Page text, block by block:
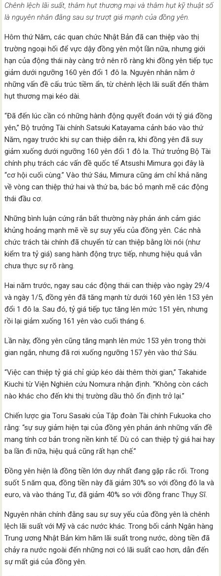
Chênh lệch lãi suất, thâm hụt thương mại và thâm hụt kỹ thuật số
là nguyên nhân đằng sau sự trượt giá mạnh của đồng yên.
Hôm thứ Năm, các quan chức Nhật Bản đã can thiệp vào thị
trường ngoại hối để vực dậy đồng yên một lần nữa, nhưng giới
hạn của động thái này càng trở nên rõ ràng khi đồng yên tiếp tục
giảm dưới ngưỡng 160 yên đổi 1 đô la. Nguyên nhân nằm ở
những vấn đề cấu trúc tiềm ẩn, từ chênh lệch lãi suất đến thâm
hụt thương mại kéo dài.
“Đã đến lúc cần có những hành động quyết đoán với tỷ giá đồng
yên,” Bộ trưởng Tài chính Satsuki Katayama cảnh báo vào thứ
Năm, ngay trước khi sự can thiệp diễn ra, khi đồng yên đã suy
giảm xuống dưới ngưỡng 160 yên đổi 1 đô la. Thứ trưởng Bộ Tài
chính phụ trách các vấn đề quốc tế Atsushi Mimura gọi đây là
“cơ hội cuối cùng.” Vào thứ Sáu, Mimura cũng ám chỉ khả năng
về vòng can thiệp thứ hai và thứ ba, bác bỏ mạnh mẽ các động
thái đầu cơ.
Những bình luận cứng rắn bất thường này phản ánh cảm giác
khủng hoảng mạnh mẽ về sự suy yếu của đồng yên. Các nhà
chức trách tài chính đã chuyển từ can thiệp bằng lời nói (như
kiểm tra tỷ giá) sang hành động trực tiếp, nhưng hiệu quả vẫn
chưa thực sự rõ ràng.
Hai năm trước, ngay sau các động thái can thiệp vào ngày 29/4
và ngày 1/5, đồng yên đã tăng mạnh từ dưới 160 yên lên 153 yên
đổi 1 đô la. Sau đó, tỷ giá tiếp tục tăng lên mức 151 yên, nhưng
rồi lại giảm xuống 161 yên vào cuối tháng 6.
Lần này, đồng yên cũng tăng mạnh lên mức 153 yên trong thời
gian ngắn, nhưng đã rơi xuống ngưỡng 157 yên vào thứ Sáu.
“Việc can thiệp tỷ giá chỉ giúp kéo dài thêm thời gian,” Takahide
Kiuchi từ Viện Nghiên cứu Nomura nhận định. “Không còn cách
nào khác cho đến khi thị trường dầu thô ổn định trở lại.”
Chiến lược gia Toru Sasaki của Tập đoàn Tài chính Fukuoka cho
rằng: “sự suy giảm hiện tại của đồng yên phản ánh những vấn đề
mang tính cơ bản trong nền kinh tế. Dù có can thiệp tỷ giá hai hay
ba lần đi nữa, hiệu quả cũng rất hạn chế.”
Đồng yên hiện là đồng tiền lớn duy nhất đang gặp rắc rối. Trong
suốt 5 năm qua, đồng tiền này đã giảm 30% so với đồng đô la và
euro, và vào tháng Tư, đã giảm 40% so với đồng franc Thụy Sĩ.
Nguyên nhân chính đằng sau sự suy yếu của đồng yên là chênh
lệch lãi suất với Mỹ và các nước khác. Trong bối cảnh Ngân hàng
Trung ương Nhật Bản kìm hãm lãi suất trong nước, dòng tiền đã
chảy ra nước ngoài đến những nơi có lãi suất cao hơn, dẫn đến
sự mất giá của đồng yên.